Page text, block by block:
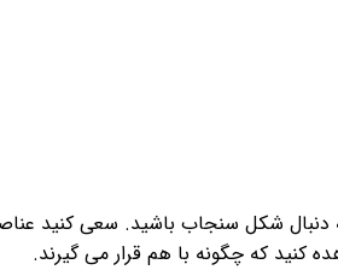
دنبال شکل سنجاب باشید. سعی کنید
که چگونه با هم قرار می گیرند.